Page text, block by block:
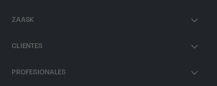
ZAASK
CLIENTES
PROFESIONALES